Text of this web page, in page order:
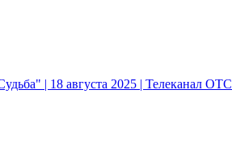
| 18 августа 2025 | Телеканал ОТС